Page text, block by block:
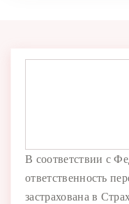
В соответствии с
ответственность
застрахована в